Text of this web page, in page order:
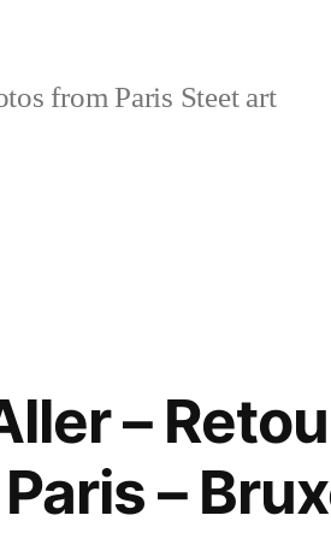
from Paris Steet art
–
–